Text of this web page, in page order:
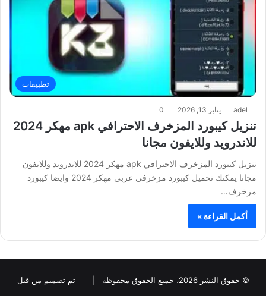
تطبيقات
adel يناير 13, 2026 0
تنزيل كيبورد المزخرف الاحترافي apk مهكر 2024
للاندرويد وللايفون مجانا
تنزيل كيبورد المزخرف الاحترافي apk مهكر 2024 للاندرويد وللايفون
مجانا يمكنك تحميل كيبورد مزخرفي عربي مهكر 2024 وايضا كيبورد
مزخرف…
أكمل القراءة »
© حقوق النشر 2026، جميع الحقوق محفوظة |
تم تصميم من قبل